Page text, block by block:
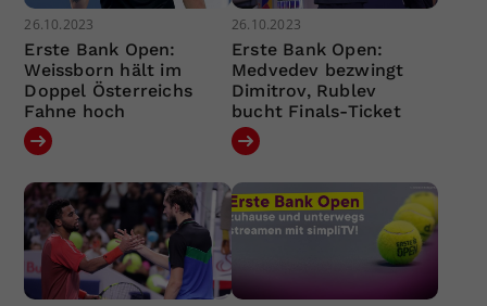
26.10.2023
Erste Bank Open:
Weissborn hält im
Doppel Österreichs
Fahne hoch
26.10.2023
Erste Bank Open:
Medvedev bezwingt
Dimitrov, Rublev
bucht Finals-Ticket